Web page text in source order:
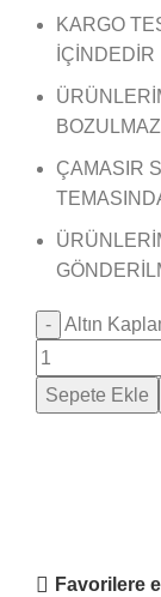
KARGO
İÇİNDEDİR
BOZULMAZ
ÇAMASIR
Altın
Sepete Ekle
Favorilere